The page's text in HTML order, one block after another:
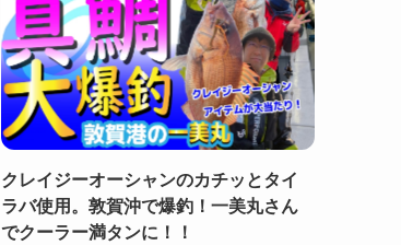
クレイジーオーシャンのカチッとタイ
ラバ使用。敦賀沖で爆釣！一美丸さん
でクーラー満タンに！！